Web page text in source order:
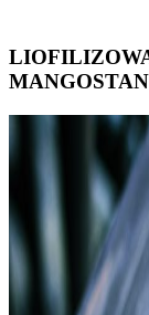
MANGOSTAN